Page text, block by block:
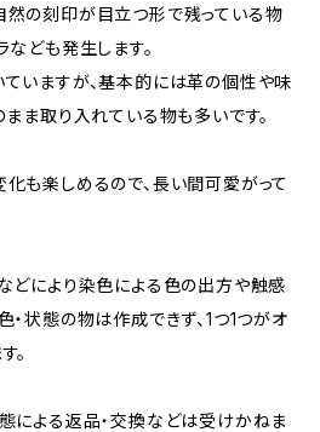
然の刻印が目立つ形で残っている物
なども発生します。
いますが、基本的には革の個性や味
まま取り入れている物も多いです。
も楽しめるので、長い間可愛がって
どにより染色による色の出方や触感
・状態の物は作成できず、1つ1つがオ
。
による返品・交換などは受けかねま